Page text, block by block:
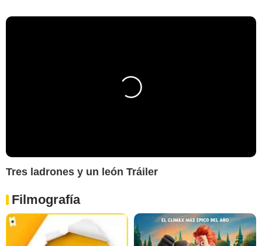
Tres ladrones y un león Tráiler
Filmografía